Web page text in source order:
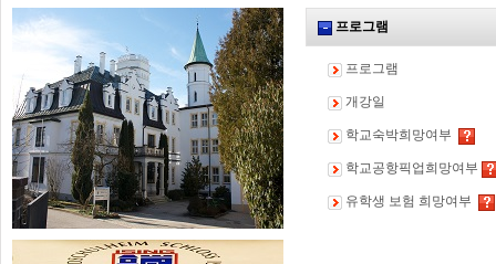
프로그램
프로그램
개강일
학교숙박희망여부
학교공항픽업희망여부
유학생 보험 희망여부